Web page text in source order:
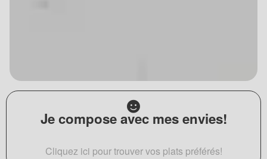
Je compose avec mes envies!
Cliquez ici pour trouver vos plats préférés!